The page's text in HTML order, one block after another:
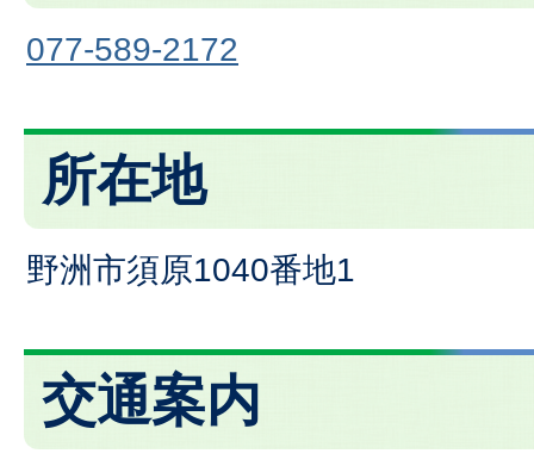
077-589-2172
所在地
野洲市須原1040番地1
交通案内